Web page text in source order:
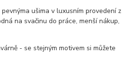
ušima v luxusním provedení z
na svačinu do práce, menší nákup,
- se stejným motivem si můžete